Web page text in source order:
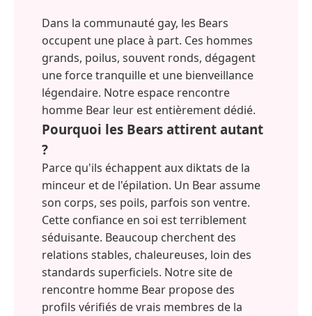
Dans la communauté gay, les Bears
occupent une place à part. Ces hommes
grands, poilus, souvent ronds, dégagent
une force tranquille et une bienveillance
légendaire. Notre espace rencontre
homme Bear leur est entièrement dédié.
Pourquoi les Bears attirent autant
?
Parce qu'ils échappent aux diktats de la
minceur et de l'épilation. Un Bear assume
son corps, ses poils, parfois son ventre.
Cette confiance en soi est terriblement
séduisante. Beaucoup cherchent des
relations stables, chaleureuses, loin des
standards superficiels. Notre site de
rencontre homme Bear propose des
profils vérifiés de vrais membres de la